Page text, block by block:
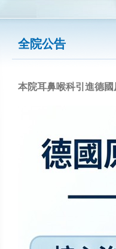
全院公告
本院耳鼻喉科引進德